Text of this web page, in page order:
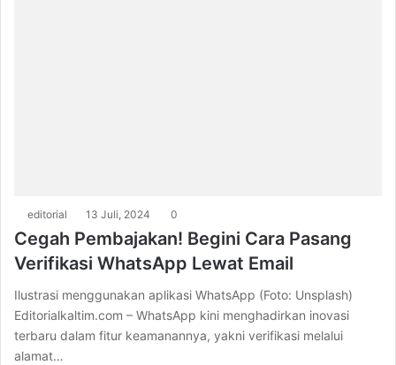
editorial 13 Juli, 2024 0
Cegah Pembajakan! Begini Cara Pasang
Verifikasi WhatsApp Lewat Email
Ilustrasi menggunakan aplikasi WhatsApp (Foto: Unsplash)
Editorialkaltim.com – WhatsApp kini menghadirkan inovasi
terbaru dalam fitur keamanannya, yakni verifikasi melalui
alamat…